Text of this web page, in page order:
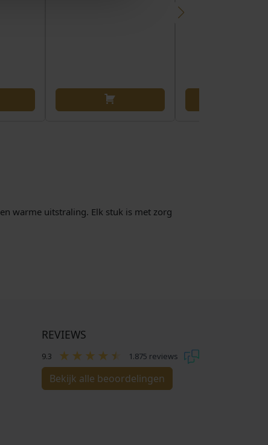
warme uitstraling. Elk stuk is met zorg
REVIEWS
9.3 1.875 reviews
Bekijk alle beoordelingen